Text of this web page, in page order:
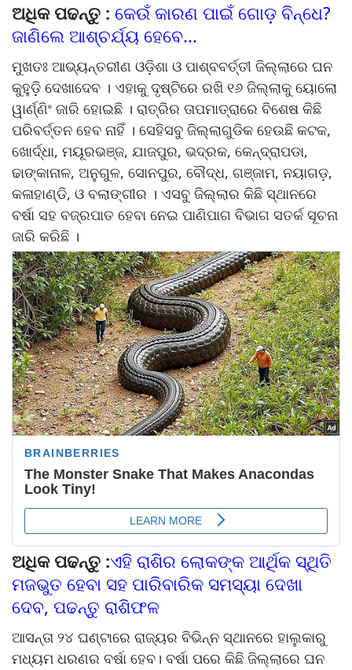
ଅଧିକ ପଢନ୍ତୁ : କେଉଁ କାରଣ ପାଇଁ ଗୋଡ଼ ବିନ୍ଧେ?
ଜାଣିଲେ ଆଶ୍ଚର୍ଯ୍ୟ ହେବେ...
ମୁଖତଃ ଆଭ୍ୟନ୍ତରୀଣ ଓଡ଼ିଶା ଓ ପାଶ୍ବବର୍ତ୍ତୀ ଜିଲ୍ଲାରେ ଘନ
କୁହୁଡ଼ି ଦେଖାଦେବ । ଏହାକୁ ଦୃଷ୍ଟିରେ ରଖି ୧୬ ଜିଲ୍ଲାକୁ ୟୋଲୋ
ୱାର୍ଣ୍ଣିଂ ଜାରି ହୋଇଛି । ରାତ୍ରିର ତାପମାତ୍ରାରେ ବିଶେଷ କିଛି
ପରିବର୍ତ୍ତନ ହେବ ନାହିଁ । ସେହିସବୁ ଜିଲ୍ଲାଗୁଡିକ ହେଉଛି କଟକ,
ଖୋର୍ଦ୍ଧା, ମୟୂରଭଞ୍ଜ, ଯାଜପୁର, ଭଦ୍ରକ, କେନ୍ଦ୍ରାପଡା,
ଢାଙ୍କାନାଳ, ଅନୁଗୁଳ, ସୋନପୁର, ବୌଦ୍ଧ, ଗଞ୍ଜାମ, ନୟାଗଡ଼,
କଳାହାଣ୍ଡି, ଓ ବଲାଙ୍ଗୀର । ଏସବୁ ଜିଲ୍ଲାର କିଛି ସ୍ଥାନରେ
ବର୍ଷା ସହ ବଜ୍ରପାତ ହେବା ନେଇ ପାଣିପାଗ ବିଭାଗ ସତର୍କ ସୂଚନା
ଜାରି କରିଛି ।
ଅଧିକ ପଢନ୍ତୁ :ଏହି ରାଶିର ଲୋକଙ୍କ ଆର୍ଥିକ ସ୍ଥିତି
ମଜଭୁତ ହେବା ସହ ପାରିବାରିକ ସମସ୍ୟା ଦେଖା
ଦେବ, ପଢନ୍ତୁ ରାଶିଫଳ
ଆସନ୍ତା ୨୪ ଘଣ୍ଟାରେ ରାଜ୍ୟର ବିଭିନ୍ନ ସ୍ଥାନରେ ହାଲୁକାରୁ
ମଧ୍ୟମ ଧରଣର ବର୍ଷା ହେବ। ବର୍ଷା ପରେ କିଛି ଜିଲ୍ଲାରେ ଘନ